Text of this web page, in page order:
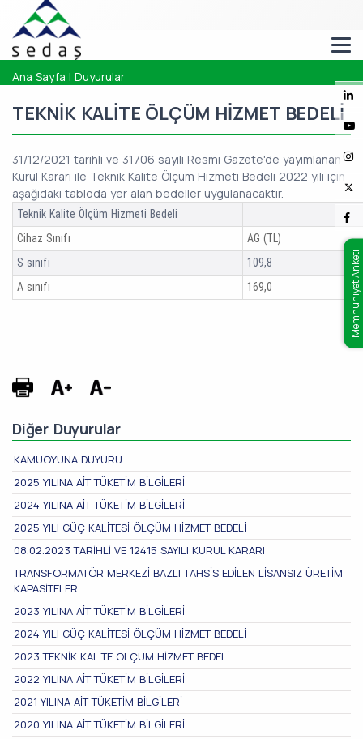
Memnuniyet Anketi
Ana Sayfa | Duyurular
TEKNİK KALİTE ÖLÇÜM HİZMET BEDELİ
31/12/2021 tarihli ve 31706 sayılı Resmi Gazete'de yayımlanan
Kurul Kararı ile Teknik Kalite Ölçüm Hizmeti Bedeli 2022 yılı için
aşağıdaki tabloda yer alan bedeller uygulanacaktır.
Teknik Kalite Ölçüm Hizmeti Bedeli
Cihaz Sınıfı
AG (TL)
S sınıfı
109,8
A sınıfı
169,0
Diğer Duyurular
KAMUOYUNA DUYURU
2025 YILINA AİT TÜKETİM BİLGİLERİ
2024 YILINA AİT TÜKETİM BİLGİLERİ
2025 YILI GÜÇ KALİTESİ ÖLÇÜM HİZMET BEDELİ
08.02.2023 TARİHLİ VE 12415 SAYILI KURUL KARARI
TRANSFORMATÖR MERKEZİ BAZLI TAHSİS EDİLEN LİSANSIZ ÜRETİM
KAPASİTELERİ
2023 YILINA AİT TÜKETİM BİLGİLERİ
2024 YILI GÜÇ KALİTESİ ÖLÇÜM HİZMET BEDELİ
2023 TEKNİK KALİTE ÖLÇÜM HİZMET BEDELİ
2022 YILINA AİT TÜKETİM BİLGİLERİ
2021 YILINA AİT TÜKETİM BİLGİLERİ
2020 YILINA AİT TÜKETİM BİLGİLERİ